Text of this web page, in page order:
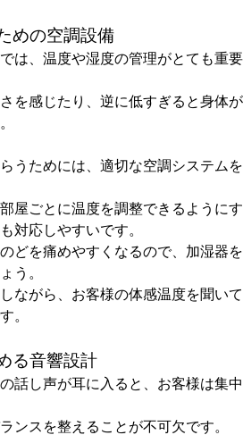
めの空調設備
は、温度や湿度の管理がとても重要
を感じたり、逆に低すぎると身体が
うためには、適切な空調システムを
屋ごとに温度を調整できるようにす
対応しやすいです。
どを痛めやすくなるので、加湿器を
う。
ながら、お客様の体感温度を聞いて
。
る音響設計
話し声が耳に入ると、お客様は集中
ンスを整えることが不可欠です。